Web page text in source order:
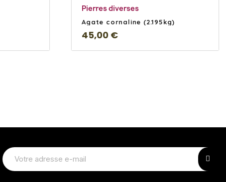
En savoir Plus
Pierres diverses
Agate cornaline (2.195kg)
45,00 €